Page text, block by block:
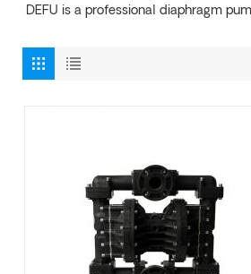
DEFU is a professional diaphragm